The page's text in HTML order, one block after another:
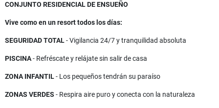
CONJUNTO RESIDENCIAL DE ENSUEÑO
Vive como en un resort todos los días:
SEGURIDAD TOTAL- Vigilancia 24/7 y tranquilidad absoluta
PISCINA- Refréscate y relájate sin salir de casa
ZONA INFANTIL- Los pequeños tendrán su paraíso
ZONAS VERDES - Respira aire puro y conecta con la naturaleza